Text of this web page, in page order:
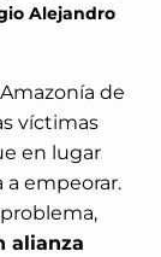
Alejandro
de
víctimas
en lugar
empeorar.
alianza